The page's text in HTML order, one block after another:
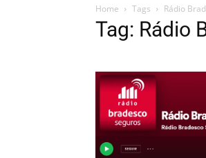
Home Tags Rádio
Tag: Rádio